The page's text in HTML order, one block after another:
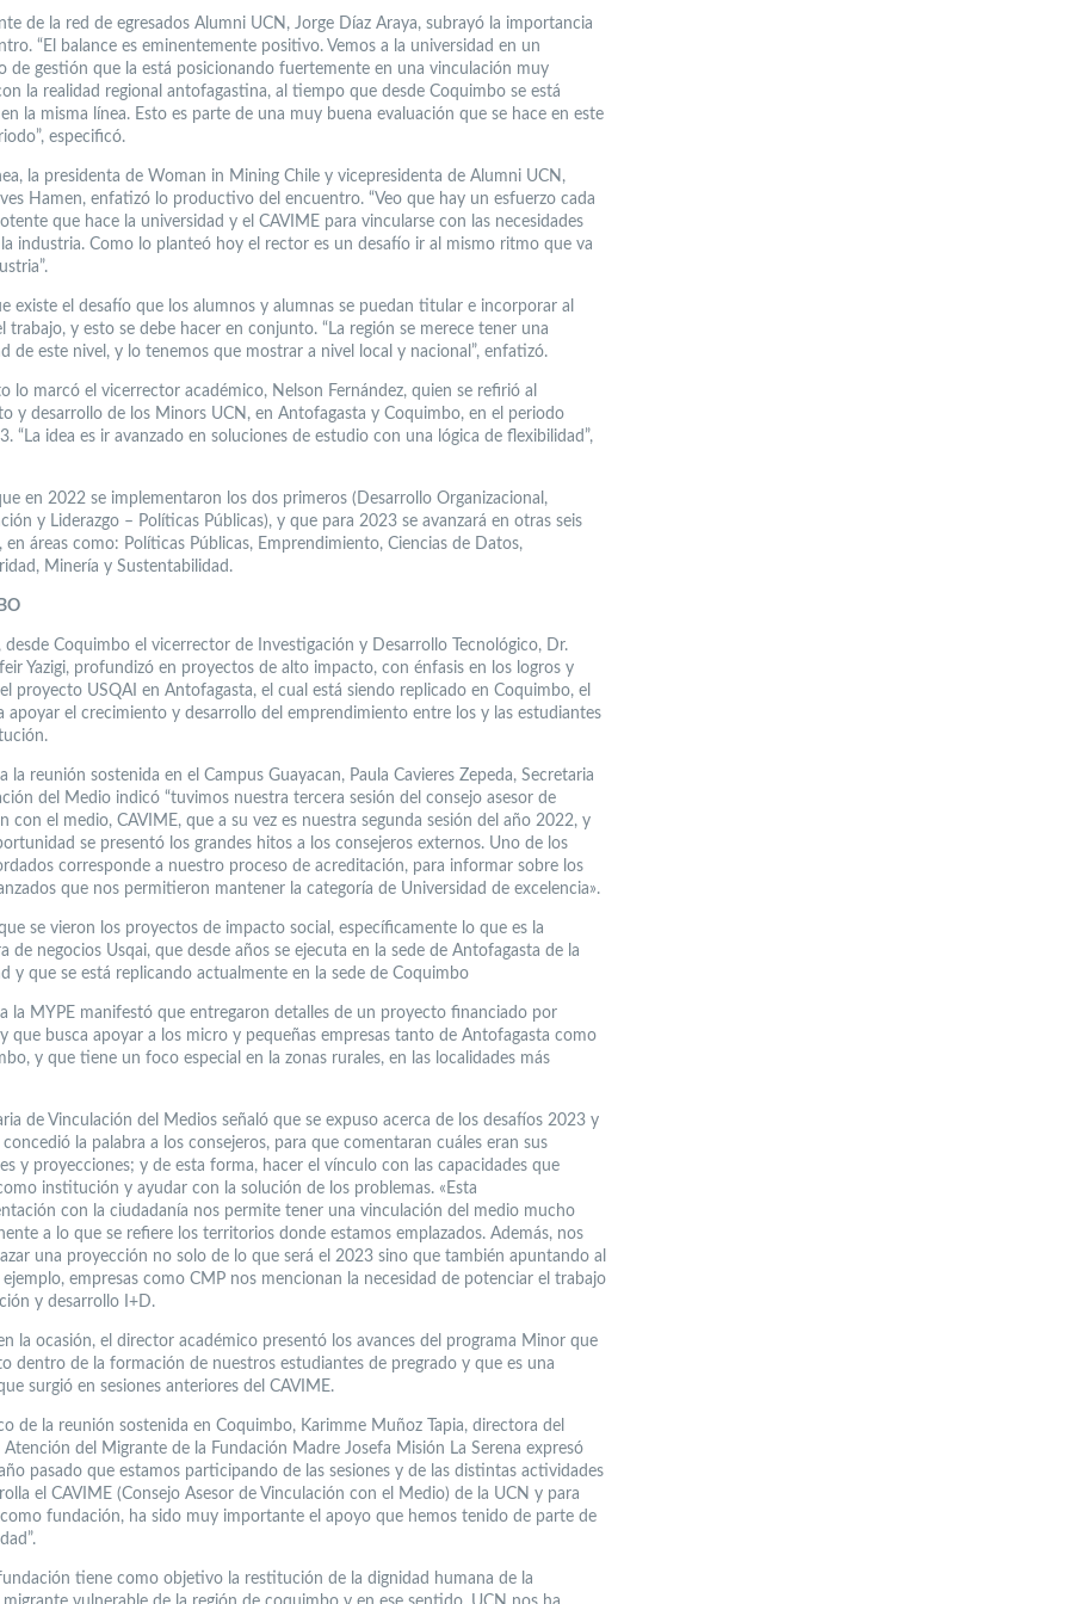
de la red de egresados Alumni UCN, Jorge Díaz Araya, subrayó la importancia
“El balance es eminentemente positivo. Vemos a la universidad en un
de gestión que la está posicionando fuertemente en una vinculación muy
la realidad regional antofagastina, al tiempo que desde Coquimbo se está
la misma línea. Esto es parte de una muy buena evaluación que se hace en este
especificó.
la presidenta de Woman in Mining Chile y vicepresidenta de Alumni UCN,
Hamen, enfatizó lo productivo del encuentro. “Veo que hay un esfuerzo cada
que hace la universidad y el CAVIME para vincularse con las necesidades
industria. Como lo planteó hoy el rector es un desafío ir al mismo ritmo que va
existe el desafío que los alumnos y alumnas se puedan titular e incorporar al
trabajo, y esto se debe hacer en conjunto. “La región se merece tener una
de este nivel, y lo tenemos que mostrar a nivel local y nacional”, enfatizó.
lo marcó el vicerrector académico, Nelson Fernández, quien se refirió al
y desarrollo de los Minors UCN, en Antofagasta y Coquimbo, en el periodo
“La idea es ir avanzado en soluciones de estudio con una lógica de flexibilidad”,
en 2022 se implementaron los dos primeros (Desarrollo Organizacional,
y Liderazgo – Políticas Públicas), y que para 2023 se avanzará en otras seis
en áreas como: Políticas Públicas, Emprendimiento, Ciencias de Datos,
Minería y Sustentabilidad.
desde Coquimbo el vicerrector de Investigación y Desarrollo Tecnológico, Dr.
Yazigi, profundizó en proyectos de alto impacto, con énfasis en los logros y
proyecto USQAI en Antofagasta, el cual está siendo replicado en Coquimbo, el
apoyar el crecimiento y desarrollo del emprendimiento entre los y las estudiantes
la reunión sostenida en el Campus Guayacan, Paula Cavieres Zepeda, Secretaria
del Medio indicó “tuvimos nuestra tercera sesión del consejo asesor de
con el medio, CAVIME, que a su vez es nuestra segunda sesión del año 2022, y
se presentó los grandes hitos a los consejeros externos. Uno de los
corresponde a nuestro proceso de acreditación, para informar sobre los
que nos permitieron mantener la categoría de Universidad de excelencia».
se vieron los proyectos de impacto social, específicamente lo que es la
de negocios Usqai, que desde años se ejecuta en la sede de Antofagasta de la
y que se está replicando actualmente en la sede de Coquimbo
la MYPE manifestó que entregaron detalles de un proyecto financiado por
que busca apoyar a los micro y pequeñas empresas tanto de Antofagasta como
y que tiene un foco especial en la zonas rurales, en las localidades más
de Vinculación del Medios señaló que se expuso acerca de los desafíos 2023 y
concedió la palabra a los consejeros, para que comentaran cuáles eran sus
y proyecciones; y de esta forma, hacer el vínculo con las capacidades que
institución y ayudar con la solución de los problemas. «Esta
con la ciudadanía nos permite tener una vinculación del medio mucho
a lo que se refiere los territorios donde estamos emplazados. Además, nos
una proyección no solo de lo que será el 2023 sino que también apuntando al
empresas como CMP nos mencionan la necesidad de potenciar el trabajo
y desarrollo I+D.
la ocasión, el director académico presentó los avances del programa Minor que
dentro de la formación de nuestros estudiantes de pregrado y que es una
surgió en sesiones anteriores del CAVIME.
de la reunión sostenida en Coquimbo, Karimme Muñoz Tapia, directora del
del Migrante de la Fundación Madre Josefa Misión La Serena expresó
pasado que estamos participando de las sesiones y de las distintas actividades
el CAVIME (Consejo Asesor de Vinculación con el Medio) de la UCN y para
fundación, ha sido muy importante el apoyo que hemos tenido de parte de
tiene como objetivo la restitución de la dignidad humana de la